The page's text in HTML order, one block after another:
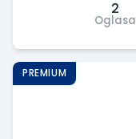
2
Oglasa
PREMIUM